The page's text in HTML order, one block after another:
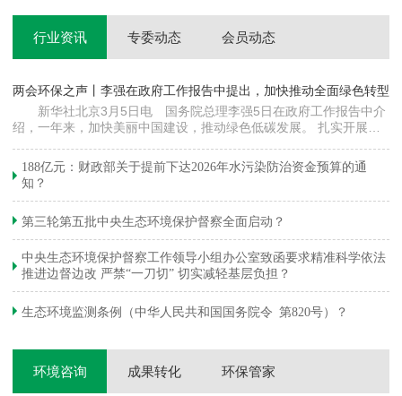
行业资讯 专委动态 会员动态
两会环保之声丨李强在政府工作报告中提出，加快推动全面绿色转型
新华社北京3月5日电 国务院总理李强5日在政府工作报告中介
绍，一年来，加快美丽中国建设，推动绿色低碳发展。 扎实开展大
浓度下降…
188亿元：财政部关于提前下达2026年水污染防治资金预算的通
知？
第三轮第五批中央生态环境保护督察全面启动？
中央生态环境保护督察工作领导小组办公室致函要求精准科学依法
推进边督边改 严禁“一刀切” 切实减轻基层负担？
生态环境监测条例（中华人民共和国国务院令 第820号）？
环境咨询 成果转化 环保管家